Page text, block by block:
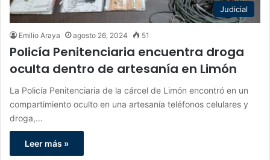
Judicial
Emilio Araya agosto 26, 2024 51
Policía Penitenciaria encuentra droga
oculta dentro de artesanía en Limón
La Policía Penitenciaria de la cárcel de Limón encontró en un
compartimiento oculto en una artesanía teléfonos celulares y
droga,…
Leer más »